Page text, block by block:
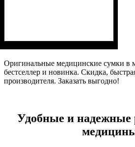
Оригинальные медицинские сумки в
бестселлер и новинка. Скидка,
производителя. Заказать выгодно!
Удобные и надежные